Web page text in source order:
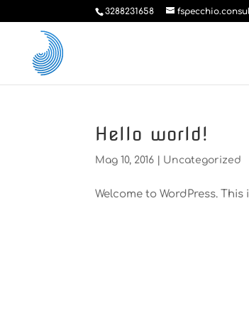
3288231658
Hello world!
Mag 10, 2016 Uncategorized
Welcome to WordPress.